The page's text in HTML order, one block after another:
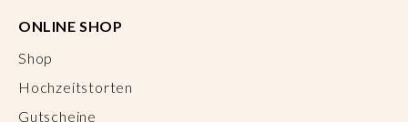
ONLINE SHOP
Shop
Hochzeitstorten
Gutscheine